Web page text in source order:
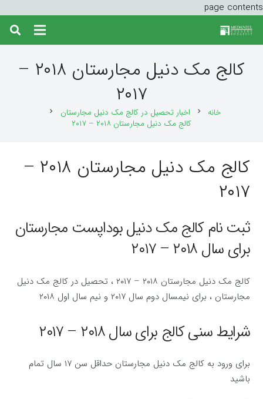
page contents
کالج مک دنیل مجارستان ۲۰۱۸ –
۲۰۱۷
خانه chevron_right اخبار تحصیل در کالج مک دنیل مجارستان chevron_right
کالج مک دنیل مجارستان ۲۰۱۸ – ۲۰۱۷
کالج مک دنیل مجارستان ۲۰۱۸ –
۲۰۱۷
ثبت نام کالج مک دنیل بوداپست مجارستان
برای سال ۲۰۱۸ – ۲۰۱۷
کالج مک دنیل مجارستان ۲۰۱۸ – ۲۰۱۷ ، تحصیل در کالج مک دنیل
مجارستان ، برای نیمسال دوم سال ۲۰۱۷ و نیم سال اول ۲۰۱۸
شرایط سنی کالج برای سال ۲۰۱۸ – ۲۰۱۷
برای ورود به کالج مک دنیل مجارستان حداقل سن ۱۷ سال تمام
باشید